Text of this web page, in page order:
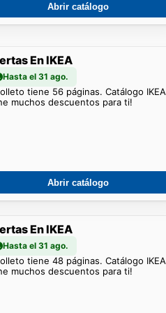
Abrir catálogo
En IKEA
Hasta el 31 ago.
tiene 56 páginas. Catálogo IKEA
muchos descuentos para ti!
Abrir catálogo
En IKEA
Hasta el 31 ago.
tiene 48 páginas. Catálogo IKEA
muchos descuentos para ti!